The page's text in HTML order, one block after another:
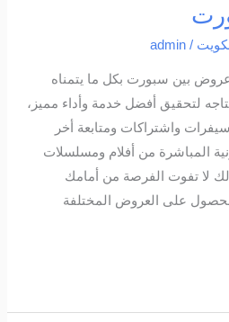
/
admin
بين سبورت بكل ما يتمناه
لتحقيق أفضل خدمة وأداء مميز،
واشتراكات ومتابعة أخر
المباشرة من أفلام ومسلسلات
لا تفوت الفرصة من أمامك
على العروض المختلفة